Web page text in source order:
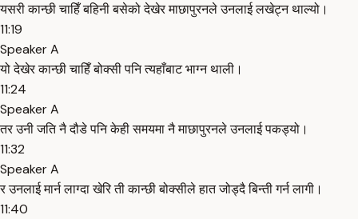
यसरी कान्छी चाहिँ बहिनी बसेको देखेर माछापुरनले उनलाई लखेट्न थाल्यो।
11:19
Speaker A
यो देखेर कान्छी चाहिँ बोक्सी पनि त्यहाँबाट भाग्न थाली।
11:24
Speaker A
तर उनी जति नै दौडे पनि केही समयमा नै माछापुरनले उनलाई पकड्यो।
11:32
Speaker A
र उनलाई मार्न लाग्दा खेरि ती कान्छी बोक्सीले हात जोड्दै बिन्ती गर्न लागी।
11:40